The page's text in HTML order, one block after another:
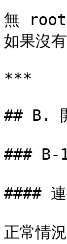
無 root
如果沒
***
## B.
### B-
####
正常情